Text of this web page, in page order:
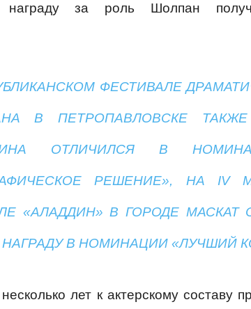
награду за роль Шолпан
ФЕСТИВАЛЕ
В ПЕТРОПАВЛОВСКЕ
ОТЛИЧИЛСЯ В
РЕШЕНИЕ», НА IV
«АЛАДДИН» В ГОРОДЕ МАСКАТ
В НОМИНАЦИИ «ЛУЧШИЙ
лет к актерскому составу